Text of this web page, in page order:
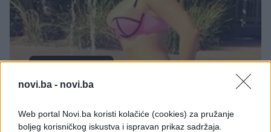
novi.ba - novi.ba
Web portal Novi.ba koristi kolačiće (cookies) za pružanje
boljeg korisničkog iskustva i ispravan prikaz sadržaja.
Kelly Brook se pohvalila gubitkom kilograma